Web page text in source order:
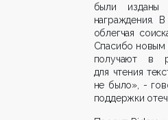
были изданы
награждения.
облегчая
Спасибо новым
получают в
для чтения
не было», -
поддержки